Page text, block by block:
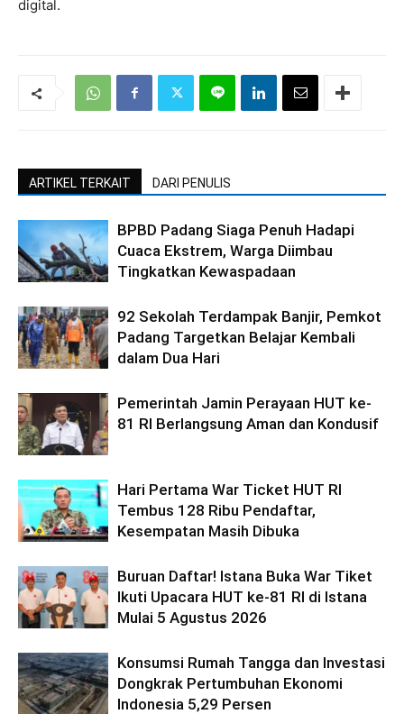
digital.
ARTIKEL TERKAIT DARI PENULIS
BPBD Padang Siaga Penuh Hadapi
Cuaca Ekstrem, Warga Diimbau
Tingkatkan Kewaspadaan
92 Sekolah Terdampak Banjir, Pemkot
Padang Targetkan Belajar Kembali
dalam Dua Hari
Pemerintah Jamin Perayaan HUT ke-
81 RI Berlangsung Aman dan Kondusif
Hari Pertama War Ticket HUT RI
Tembus 128 Ribu Pendaftar,
Kesempatan Masih Dibuka
Buruan Daftar! Istana Buka War Tiket
Ikuti Upacara HUT ke-81 RI di Istana
Mulai 5 Agustus 2026
Konsumsi Rumah Tangga dan Investasi
Dongkrak Pertumbuhan Ekonomi
Indonesia 5,29 Persen